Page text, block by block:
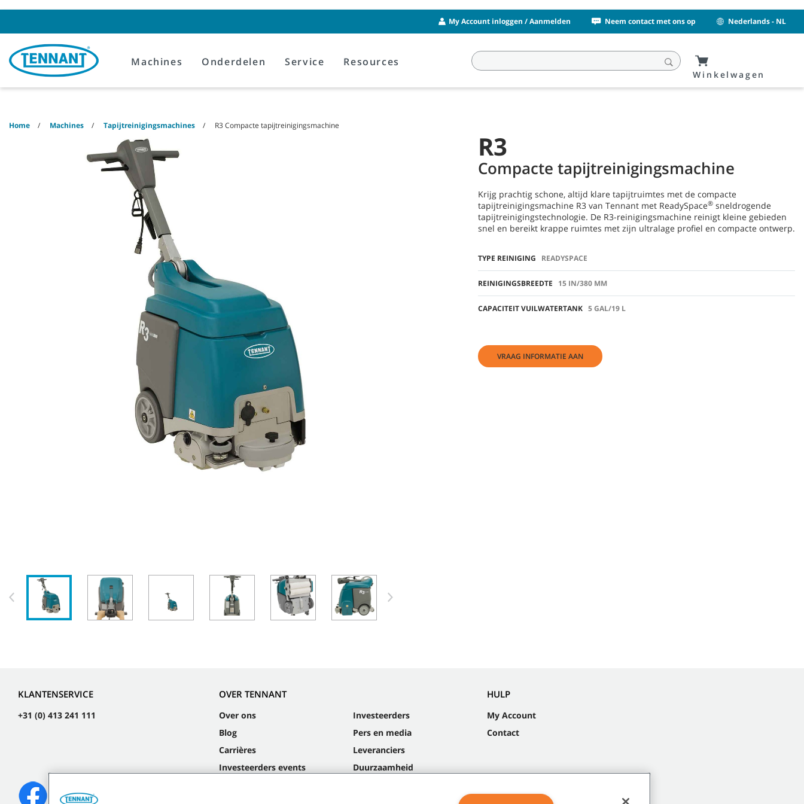
My Account inloggen / Aanmelden Neem contact met ons op Nederlands - NL
Machines Onderdelen Service Resources
Winkelwagen
Home Machines Tapijtreinigingsmachines R3 Compacte tapijtreinigingsmachine
R3
Compacte tapijtreinigingsmachine
Krijg prachtig schone, altijd klare tapijtruimtes met de compacte
tapijtreinigingsmachine R3 van Tennant met ReadySpace®sneldrogende
tapijtreinigingstechnologie. De R3-reinigingsmachine reinigt kleine gebieden
snel en bereikt krappe ruimtes met zijn ultralage profiel en compacte ontwerp.
TYPE REINIGING READYSPACE
REINIGINGSBREEDTE 15 IN/380 MM
CAPACITEIT VUILWATERTANK 5 GAL/19 L
VRAAG INFORMATIE AAN
KLANTENSERVICE
+31 (0) 413 241 111
OVER TENNANT
Over ons
Blog
Carrières
Investeerders events
Investeerders
Pers en media
Leveranciers
Duurzaamheid
HULP
My Account
Contact